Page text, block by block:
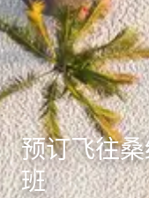
预订飞往
班